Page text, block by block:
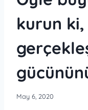
kurun ki,
May 6, 2020